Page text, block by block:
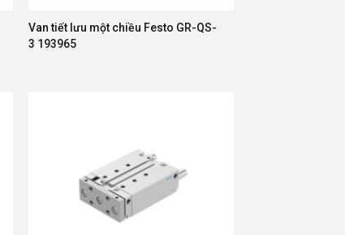
Van tiết lưu một chiều Festo GR-QS-
3 193965